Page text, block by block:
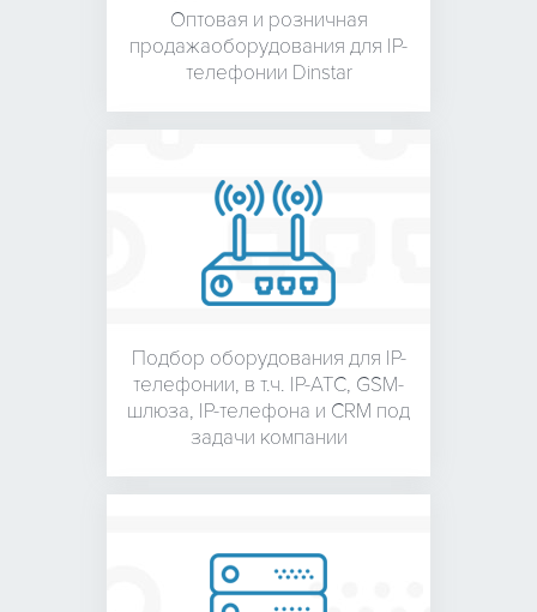
Оптовая и розничная
продажаоборудования для IP-
телефонии Dinstar
Подбор оборудования для IP-
телефонии, в т.ч. IP-АТС, GSM-
шлюза, IP-телефона и CRM под
задачи компании